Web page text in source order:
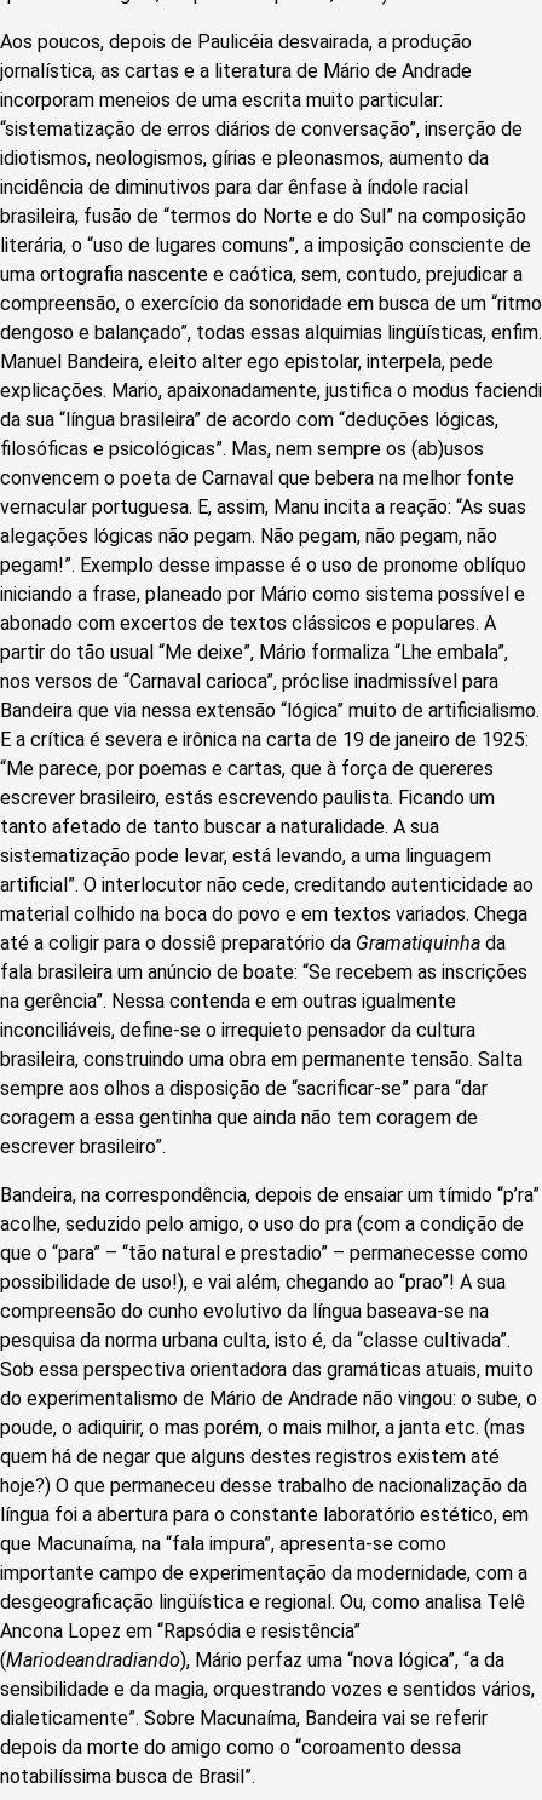
Aos poucos, depois de Paulicéia desvairada, a produção
jornalística, as cartas e a literatura de Mário de Andrade
incorporam meneios de uma escrita muito particular:
“sistematização de erros diários de conversação”, inserção de
idiotismos, neologismos, gírias e pleonasmos, aumento da
incidência de diminutivos para dar ênfase à índole racial
brasileira, fusão de “termos do Norte e do Sul” na composição
literária, o “uso de lugares comuns”, a imposição consciente de
uma ortografia nascente e caótica, sem, contudo, prejudicar a
compreensão, o exercício da sonoridade em busca de um “ritmo
dengoso e balançado”, todas essas alquimias lingüísticas, enfim.
Manuel Bandeira, eleito alter ego epistolar, interpela, pede
explicações. Mario, apaixonadamente, justifica o modus faciendi
da sua “língua brasileira” de acordo com “deduções lógicas,
filosóficas e psicológicas”. Mas, nem sempre os (ab)usos
convencem o poeta de Carnaval que bebera na melhor fonte
vernacular portuguesa. E, assim, Manu incita a reação: “As suas
alegações lógicas não pegam. Não pegam, não pegam, não
pegam!”. Exemplo desse impasse é o uso de pronome oblíquo
iniciando a frase, planeado por Mário como sistema possível e
abonado com excertos de textos clássicos e populares. A
partir do tão usual “Me deixe”, Mário formaliza “Lhe embala”,
nos versos de “Carnaval carioca”, próclise inadmissível para
Bandeira que via nessa extensão “lógica” muito de artificialismo.
E a crítica é severa e irônica na carta de 19 de janeiro de 1925:
“Me parece, por poemas e cartas, que à força de quereres
escrever brasileiro, estás escrevendo paulista. Ficando um
tanto afetado de tanto buscar a naturalidade. A sua
sistematização pode levar, está levando, a uma linguagem
artificial”. O interlocutor não cede, creditando autenticidade ao
material colhido na boca do povo e em textos variados. Chega
até a coligir para o dossiê preparatório da Gramatiquinha da
fala brasileira um anúncio de boate: “Se recebem as inscrições
na gerência”. Nessa contenda e em outras igualmente
inconciliáveis, define-se o irrequieto pensador da cultura
brasileira, construindo uma obra em permanente tensão. Salta
sempre aos olhos a disposição de “sacrificar-se” para “dar
coragem a essa gentinha que ainda não tem coragem de
escrever brasileiro”.
Bandeira, na correspondência, depois de ensaiar um tímido “p’ra”
acolhe, seduzido pelo amigo, o uso do pra (com a condição de
que o “para” – “tão natural e prestadio” – permanecesse como
possibilidade de uso!), e vai além, chegando ao “prao”! A sua
compreensão do cunho evolutivo da língua baseava-se na
pesquisa da norma urbana culta, isto é, da “classe cultivada”.
Sob essa perspectiva orientadora das gramáticas atuais, muito
do experimentalismo de Mário de Andrade não vingou: o sube, o
poude, o adiquirir, o mas porém, o mais milhor, a janta etc. (mas
quem há de negar que alguns destes registros existem até
hoje?) O que permaneceu desse trabalho de nacionalização da
língua foi a abertura para o constante laboratório estético, em
que Macunaíma, na “fala impura”, apresenta-se como
importante campo de experimentação da modernidade, com a
desgeograficação lingüística e regional. Ou, como analisa Telê
Ancona Lopez em “Rapsódia e resistência”
(Mariodeandradiando), Mário perfaz uma “nova lógica”, “a da
sensibilidade e da magia, orquestrando vozes e sentidos vários,
dialeticamente”. Sobre Macunaíma, Bandeira vai se referir
depois da morte do amigo como o “coroamento dessa
notabilíssima busca de Brasil”.